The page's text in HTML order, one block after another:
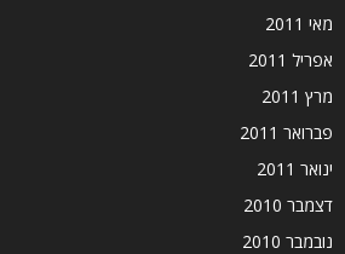
מאי 2011
אפריל 2011
מרץ 2011
פברואר 2011
ינואר 2011
דצמבר 2010
נובמבר 2010